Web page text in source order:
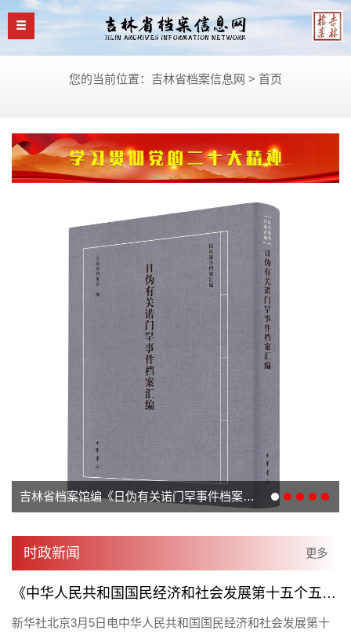
您的当前位置：吉林省档案信息网 > 首页
吉林省档案馆编《日伪有关诺门罕事件档案汇编》出版发行
时政新闻 更多
《中华人民共和国国民经济和社会发展第十五个五年规划纲要（草案）》摘要
新华社北京3月5日电中华人民共和国国民经济和社会发展第十